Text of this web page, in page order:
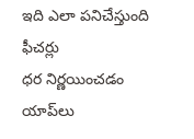
ఇది ఎలా పనిచేస్తుంది
ఫీచర్లు
ధర నిర్ణయించడం
యాప్‌లు